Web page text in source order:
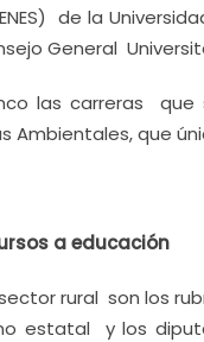
de la
General
las carreras
Ambientales, que
a educación
rural son los
estatal y los